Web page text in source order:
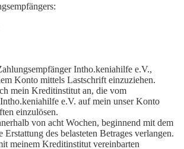
Intho.keniahilfe e.V.,
Konto mittels Lastschrift einzuziehen.
mein Kreditinstitut an, die vom
e.V. auf mein unser Konto
einzulösen.
von acht Wochen, beginnend mit dem
Erstattung des belasteten Betrages verlangen.
meinem Kreditinstitut vereinbarten